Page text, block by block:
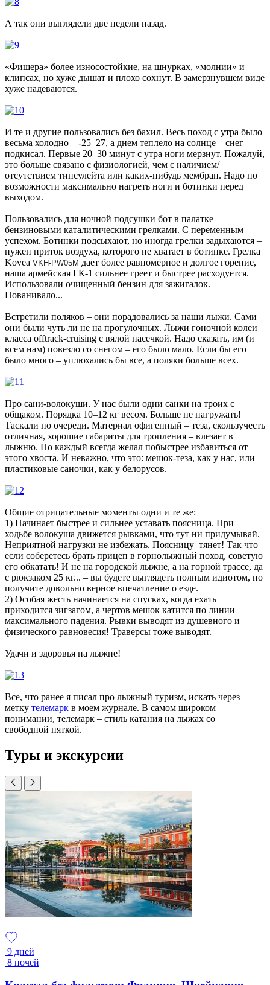
А так они выглядели две недели назад.
«Фишера» более износостойкие, на шнурках, «молнии» и
клипсах, но хуже дышат и плохо сохнут. В замерзнувшем виде
хуже надеваются.
И те и другие пользовались без бахил. Весь поход с утра было
весьма холодно – -25–27, а днем теплело на солнце – снег
подкисал. Первые 20–30 минут с утра ноги мерзнут. Пожалуй,
это больше связано с физиологией, чем с наличием/
отсутствием тинсулейта или каких-нибудь мембран. Надо по
возможности максимально нагреть ноги и ботинки перед
выходом.
Пользовались для ночной подсушки бот в палатке
бензиновыми каталитическими грелками. С переменным
успехом. Ботинки подсыхают, но иногда грелки задыхаются –
нужен приток воздуха, которого не хватает в ботинке. Грелка
Kovea VKH-PW05M дает более равномерное и долгое горение,
наша армейская ГК-1 сильнее греет и быстрее расходуется.
Использовали очищенный бензин для зажигалок.
Пованивало...
Встретили поляков – они порадовались за наши лыжи. Сами
они были чуть ли не на прогулочных. Лыжи гоночной колеи
класса offtrack-cruising с вялой насечкой. Надо сказать, им (и
всем нам) повезло со снегом – его было мало. Если бы его
было много – уплюхались бы все, а поляки больше всех.
Про сани-волокуши. У нас были одни санки на троих с
общаком. Порядка 10–12 кг весом. Больше не нагружать!
Таскали по очереди. Материал офигенный – теза, скользучесть
отличная, хорошие габариты для тропления – влезает в
лыжню. Но каждый всегда желал побыстрее избавиться от
этого хвоста. И неважно, что это: мешок-теза, как у нас, или
пластиковые саночки, как у белорусов.
Общие отрицательные моменты одни и те же:
1) Начинает быстрее и сильнее уставать поясница. При
ходьбе волокуша движется рывками, что тут ни придумывай.
Неприятной нагрузки не избежать. Поясницу тянет! Так что
если соберетесь брать прицеп в горнолыжный поход, советую
его обкатать! И не на городской лыжне, а на горной трассе, да
с рюкзаком 25 кг... – вы будете выглядеть полным идиотом, но
получите довольно верное впечатление о езде.
2) Особая жесть начинается на спусках, когда ехать
приходится зигзагом, а чертов мешок катится по линии
максимального падения. Рывки выводят из душевного и
физического равновесия! Траверсы тоже выводят.
Удачи и здоровья на лыжне!
Все, что ранее я писал про лыжный туризм, искать через
метку телемарк в моем журнале. В самом широком
понимании, телемарк – стиль катания на лыжах со
свободной пяткой.
Туры и экскурсии
9 дней
8 ночей